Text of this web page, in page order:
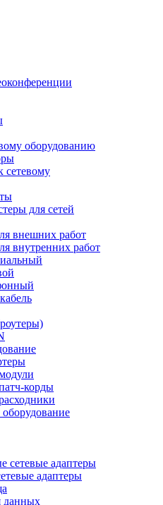
оборудованию
сетевому
для сетей
внешних работ
внутренних работ
корды
сетевые адаптеры
адаптеры
данных